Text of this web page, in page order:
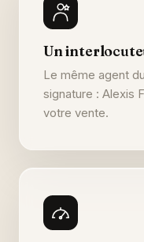
Un
Le même agent
signature : Alexis
votre vente.